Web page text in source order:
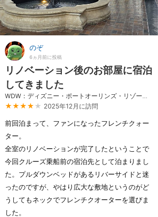
のぞ
6ヵ月前に投稿
リノベーション後のお部屋に宿泊
してきました
WDW：ディズニー・ポートオーリンズ・リゾート・フレンチクォーター
★★★★ ★ 2025年12月に訪問
前回泊まって、ファンになったフレンチクォー
ター。
全室のリノベーションが完了したということで
今回クルーズ乗船前の宿泊先として泊まりまし
た。プルダウンベッドがあるリバーサイドと迷
ったのですが、やはり広大な敷地というのがど
うしてもネックでフレンチクオーターを選びま
した。